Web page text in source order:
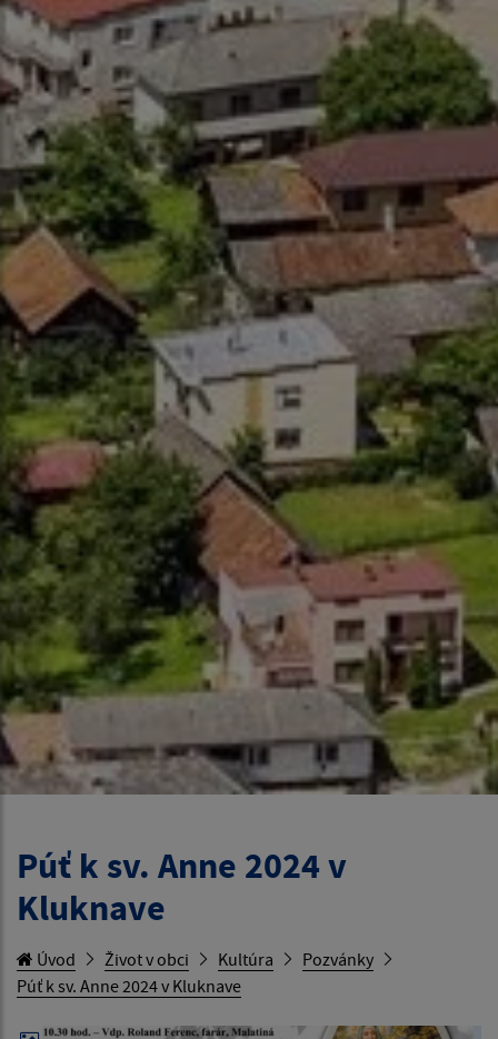
Púť k sv. Anne 2024 v
Kluknave
Úvod Život v obci Kultúra
Pozvánky
Púť k sv. Anne 2024 v Kluknave